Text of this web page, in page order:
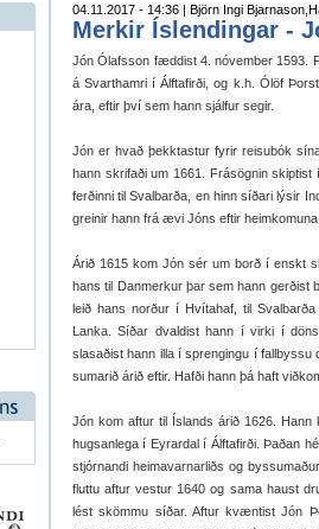
04.11.2017 - 14:36 | Björn Ingi
Merkir Íslendingar -
Jón Ólafs­son fædd­ist 4. nóv­em­ber 1593.
á Svart­hamri í Álftaf­irði, og k.h. Ólöf
ára, eft­ir því sem hann sjálf­ur seg­ir.
Jón er hvað þekkt­ast­ur fyr­ir reisu­bók
hann skrifaði um 1661. Frá­sögn­in
ferðinni til Sval­b­arða, en hinn síðari lýs­ir
grein­ir hann frá ævi Jóns eft­ir
Árið 1615 kom Jón sér um borð í enskt
hans til Dan­merk­ur þar sem hann gerðist
leið hans norður í Hvíta­haf, til
Lanka. Síðar dvald­ist hann í virki í
slasaðist hann illa í spreng­ingu í
sum­arið árið eft­ir. Hafði hann þá haft
Jón kom aft­ur til Íslands árið 1626.
hugs­an­lega í Eyr­ar­dal í Álftaf­irði. Þaðan
stjórn­andi heima­varn­ar­liðs og
fluttu aft­ur vest­ur 1640 og sama haust
lést skömmu síðar. Aft­ur kvænt­ist Jón